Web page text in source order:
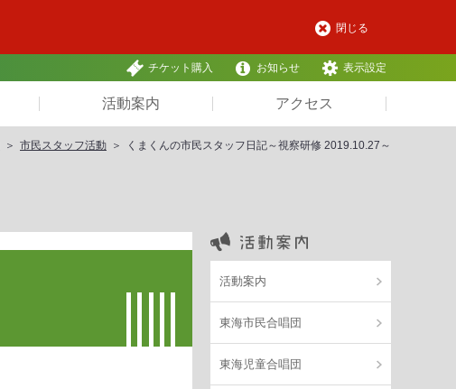
閉じる
チケット購入 お知らせ 表示設定
活動案内 アクセス
市民スタッフ活動 くまくんの市民スタッフ日記～視察研修 2019.10.27～
活動案内
東海市民合唱団
東海児童合唱団